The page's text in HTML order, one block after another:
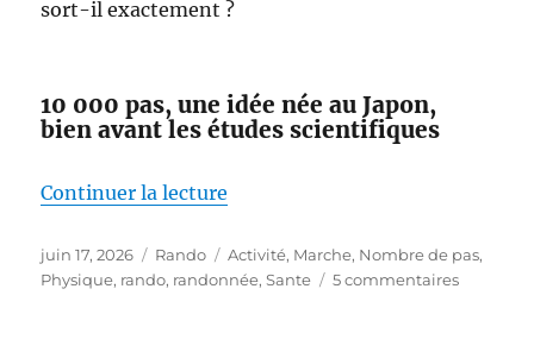
sort-il exactement ?
10 000 pas, une idée née au Japon,
bien avant les études scientifiques
Continuer la lecture
Publié
le
juin 17, 2026 Catégories
Rando Étiquettes
Activité, Marche, Nombre de pas,
Physique, rando, randonnée,Sante 5 commentairessur